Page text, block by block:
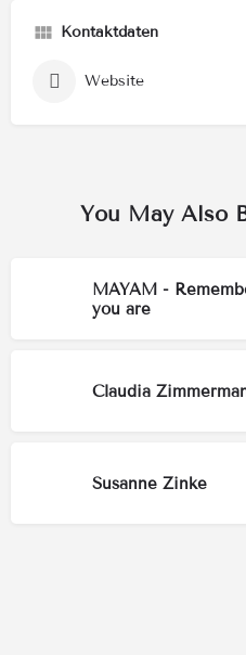
Kontaktdaten
Website
You May Also
MAYAM -
you are
Claudia
Susanne Zinke